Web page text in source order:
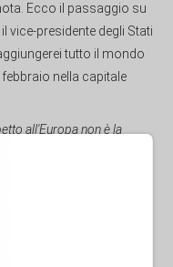
Ecco il passaggio su
vice-presidente degli Stati
tutto il mondo
nella capitale
all'Europa non è la
esterno. Quello che mi
dell'Europa da alcuni dei
con gli Stati Uniti